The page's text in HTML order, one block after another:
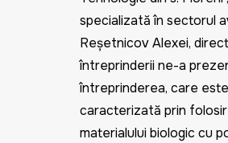
specializată în sectorul
Reșetnicov Alexei,
întreprinderii ne-a
întreprinderea, care este
caracterizată prin
materialului biologic cu